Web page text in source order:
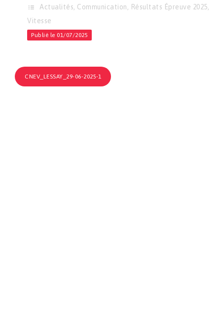
Actualités Communication Résultats Épreuve 2025
Vitesse
Publié le 01/07/2025
CNEV_LESSAY_29-06-2025-1